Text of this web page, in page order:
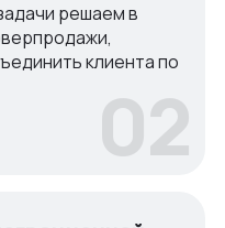
решаем в
клиента по
02